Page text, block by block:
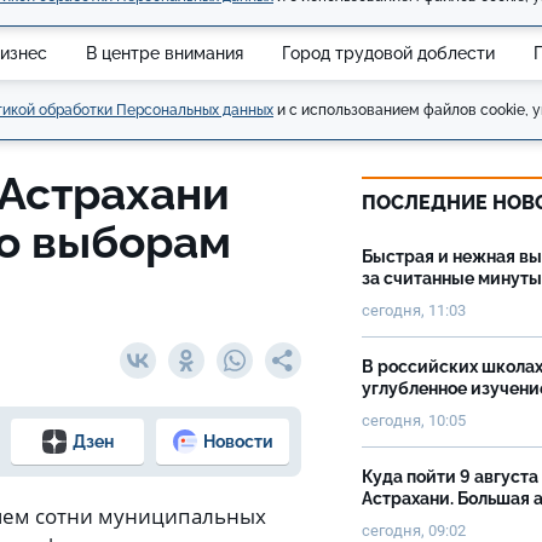
В центре внимания Город трудовой доблести
обработки Персональных данных и с использованием файлов cookie,
выборам
Дзен Новости
сотни муниципальных
ПОСЛЕДНИЕ
Быстрая и нежная
за считанные минуты
сегодня, 11:03
В российских
углубленное
сегодня, 10:05
Куда пойти 9 августа
Астрахани. Большая
сегодня, 09:02